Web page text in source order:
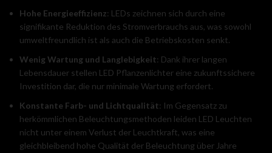
Hohe Energieeffizienz: LEDs zeichnen sich durch eine
signifikante Reduktion des Stromverbrauchs aus, was sowohl
umweltfreundlich ist als auch die Betriebskosten senkt.
Wenig Wartung und Langlebigkeit: Dank ihrer langen
Lebensdauer stellen LED Pflanzenlichter eine zukunftssichere
Investition dar, die nur minimale Wartung erfordert.
Konstante Farb- und Lichtqualität: Im Gegensatz zu
herkömmlichen Beleuchtungsmethoden leiden LED Leuchten
nicht unter einem Verlust der Leuchtkraft, was eine
gleichbleibend hohe Qualität der Beleuchtung über Jahre